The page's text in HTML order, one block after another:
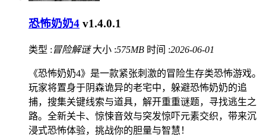
恐怖奶奶4 v1.4.0.1
类型 : 冒险解谜 大小 :575MB 时间 :2026-06-01
《恐怖奶奶4》是一款紧张刺激的冒险生存类恐怖游戏。
玩家将置身于阴森诡异的老宅中，躲避恐怖奶奶的追
捕，搜集关键线索与道具，解开重重谜题，寻找逃生之
路。全新关卡、惊悚音效与突发惊吓元素交织，带来沉
浸式恐怖体验，挑战你的胆量与智慧！